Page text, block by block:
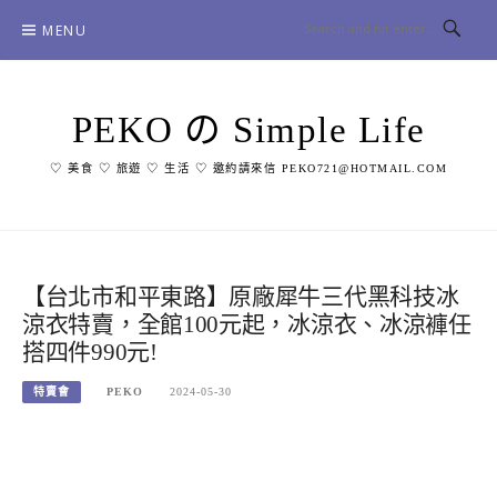
content
MENU
PEKO の Simple Life
♡ 美食 ♡ 旅遊 ♡ 生活 ♡ 邀約請來信 PEKO721@HOTMAIL.COM
【台北市和平東路】原廠犀牛三代黑科技冰
涼衣特賣，全館100元起，冰涼衣、冰涼褲任
搭四件990元!
特賣會 PEKO 2024-05-30